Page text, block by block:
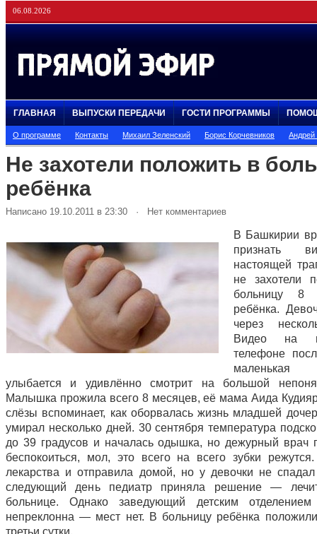
06.08.2026
ГЛАВНАЯ ВЫПУСКИ ПЕРЕДАЧИ ГОСТИ ПРОГРАММЫ
О программе Контакты Михаил Зеленский Борис Корчевников
Не захотели положить в
ребёнка
Написано 19.10.2011 в 23:30 · Нет комментариев
В Башкирии
признать
настоящей
не захотели
больницу 8
ребёнка.
через
Видео на
телефоне
улыбается и удивлённо смотрит на большой
Малышка прожила всего 8 месяцев, её мама Аида
слёзы вспоминает, как оборвалась жизнь младшей
умирал несколько дней. 30 сентября температура
до 39 градусов и началась одышка, но дежурный врач
беспокоиться, мол, это всего на всего зубки
лекарства и отправила домой, но у девочки не
следующий день педиатр приняла решение —
больнице. Однако заведующий детским отделением
непреклонна — мест нет. В больницу ребёнка
третьи сутки.